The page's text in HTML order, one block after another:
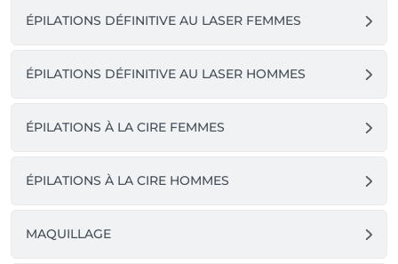
ÉPILATIONS DÉFINITIVE AU LASER FEMMES
ÉPILATIONS DÉFINITIVE AU LASER HOMMES
ÉPILATIONS À LA CIRE FEMMES
ÉPILATIONS À LA CIRE HOMMES
MAQUILLAGE